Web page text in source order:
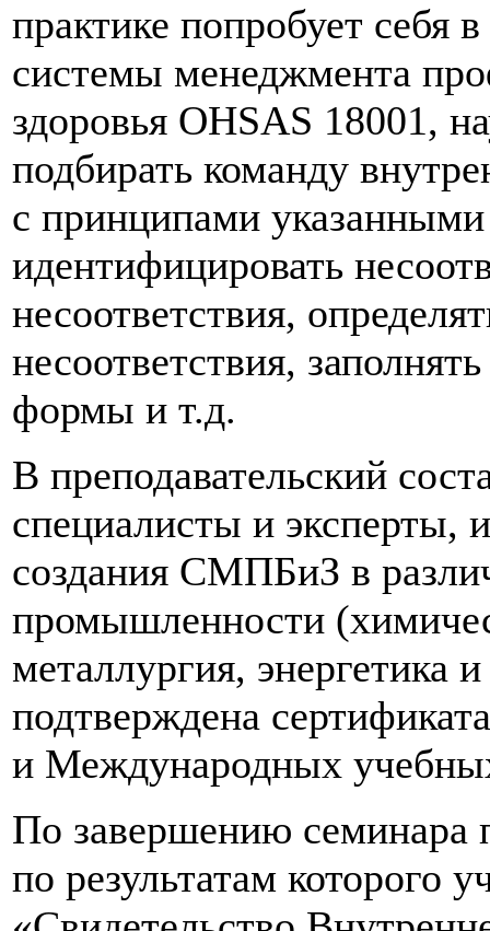
практике попробует себя
системы менеджмента
здоровья OHSAS 18001,
подбирать команду
с принципами
идентифицировать
несоответствия,
несоответствия,
формы и т.д.
В преподавательский
специалисты и
создания СМПБиЗ в
промышленности
металлургия, энергетика
подтверждена
и Международных
По завершению семинара
по результатам которого